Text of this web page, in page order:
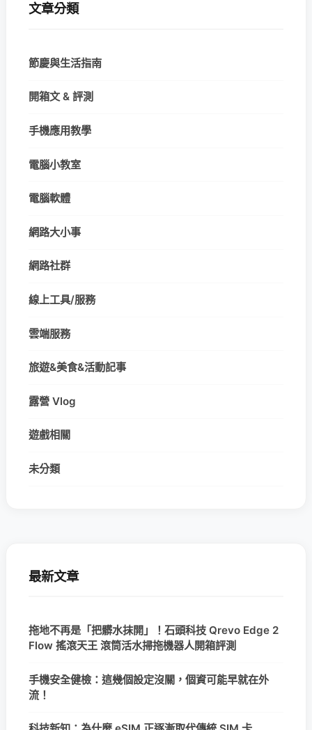
文章分類
節慶與生活指南
開箱文 & 評測
手機應用教學
電腦小教室
電腦軟體
網路大小事
網路社群
線上工具/服務
雲端服務
旅遊&美食&活動記事
露營 Vlog
遊戲相關
未分類
最新文章
拖地不再是「把髒水抹開」！石頭科技 Qrevo Edge 2
Flow 搖滾天王 滾筒活水掃拖機器人開箱評測
手機安全健檢：這幾個設定沒關，個資可能早就在外
流！